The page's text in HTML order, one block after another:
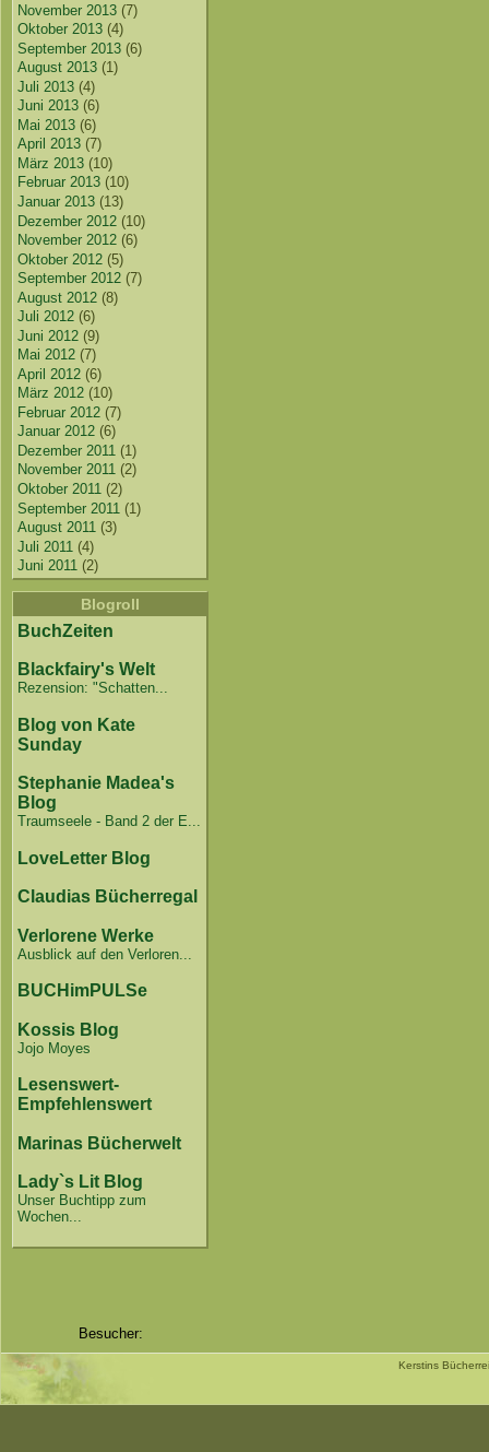
November 2013 (7)
Oktober 2013 (4)
September 2013 (6)
August 2013 (1)
Juli 2013 (4)
Juni 2013 (6)
Mai 2013 (6)
April 2013 (7)
März 2013 (10)
Februar 2013 (10)
Januar 2013 (13)
Dezember 2012 (10)
November 2012 (6)
Oktober 2012 (5)
September 2012 (7)
August 2012 (8)
Juli 2012 (6)
Juni 2012 (9)
Mai 2012 (7)
April 2012 (6)
März 2012 (10)
Februar 2012 (7)
Januar 2012 (6)
Dezember 2011 (1)
November 2011 (2)
Oktober 2011 (2)
September 2011 (1)
August 2011 (3)
Juli 2011 (4)
Juni 2011 (2)
Blogroll
BuchZeiten
Blackfairy's Welt
Rezension: "Schatten...
Blog von Kate
Sunday
Stephanie Madea's
Blog
Traumseele - Band 2 der E...
LoveLetter Blog
Claudias Bücherregal
Verlorene Werke
Ausblick auf den Verloren...
BUCHimPULSe
Kossis Blog
Jojo Moyes
Lesenswert-
Empfehlenswert
Marinas Bücherwelt
Lady`s Lit Blog
Unser Buchtipp zum
Wochen...
Besucher:
Kerstins